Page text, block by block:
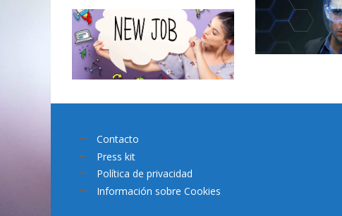
Contacto
Press kit
Política de privacidad
Información sobre Cookies